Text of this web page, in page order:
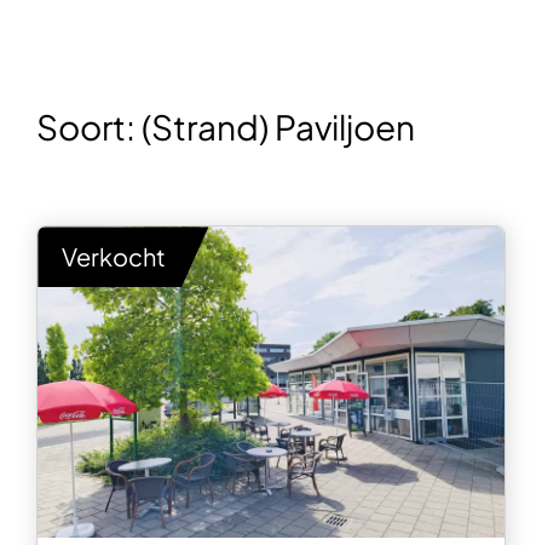
Soort: (Strand) Paviljoen
Verkocht